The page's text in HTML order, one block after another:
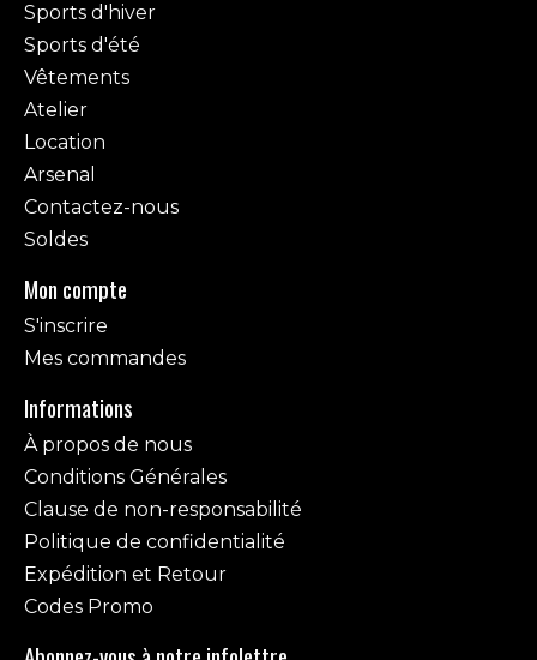
Sports d'hiver
Sports d'été
Vêtements
Atelier
Location
Arsenal
Contactez-nous
Soldes
Mon compte
S'inscrire
Mes commandes
Informations
À propos de nous
Conditions Générales
Clause de non-responsabilité
Politique de confidentialité
Expédition et Retour
Codes Promo